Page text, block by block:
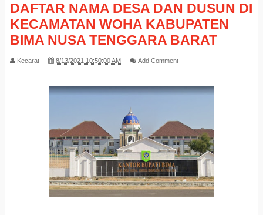
DAFTAR NAMA DESA DAN DUSUN DI
KECAMATAN WOHA KABUPATEN
BIMA NUSA TENGGARA BARAT
Kecarat 8/13/2021 10:50:00 AM Add Comment